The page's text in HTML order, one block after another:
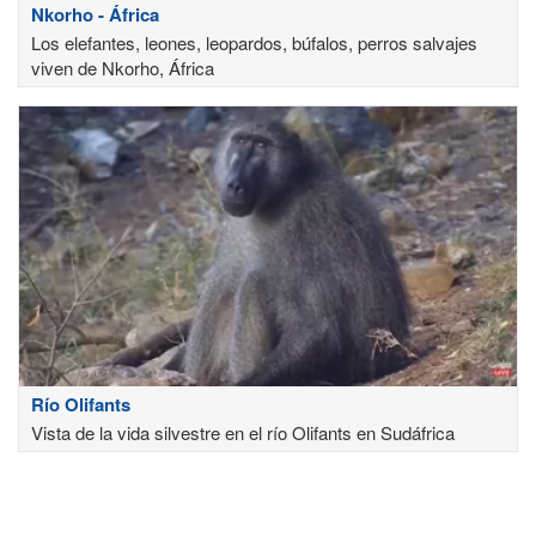
Nkorho - África
Los elefantes, leones, leopardos, búfalos, perros salvajes
viven de Nkorho, África
Río Olifants
Vista de la vida silvestre en el río Olifants en Sudáfrica